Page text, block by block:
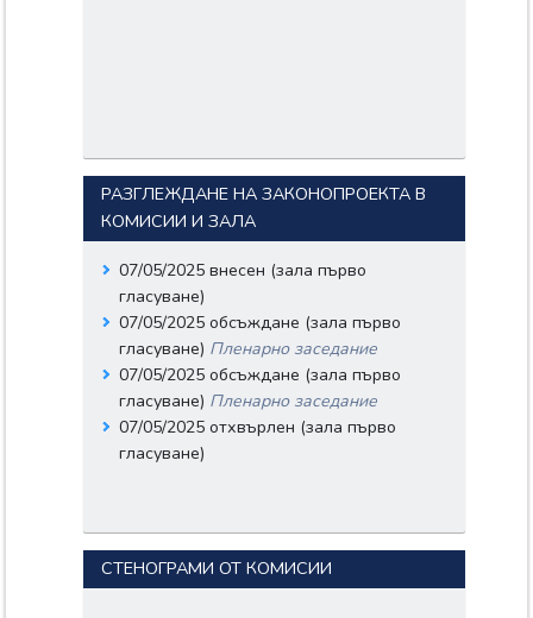
РАЗГЛЕЖДАНЕ НА ЗАКОНОПРОЕКТА В
КОМИСИИ И ЗАЛА
07/05/2025 внесен (зала първо
гласуване)
07/05/2025 обсъждане (зала първо
гласуване) Пленарно заседание
07/05/2025 обсъждане (зала първо
гласуване) Пленарно заседание
07/05/2025 отхвърлен (зала първо
гласуване)
СТЕНОГРАМИ ОТ КОМИСИИ